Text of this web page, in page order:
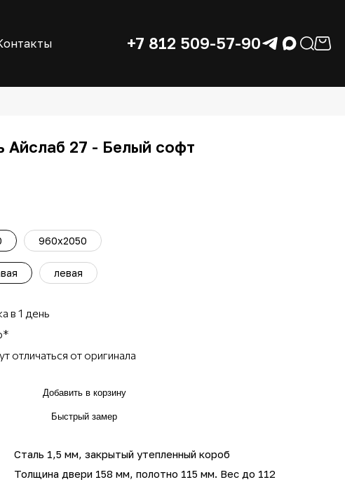
+7 812 509-57-90
Айслаб 27 - Белый софт
960x2050
левая
в 1 день
отличаться от оригинала
Добавить в корзину
Быстрый замер
Сталь 1,5 мм, закрытый утепленный короб
Толщина двери 158 мм, полотно 115 мм. Вес до 112